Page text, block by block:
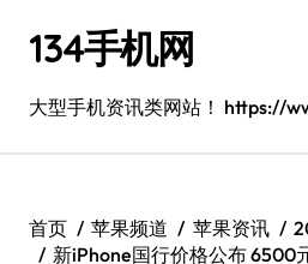
134手机网
大型手机资讯类网站！ https://
首页 苹果频道 苹果资讯
新iPhone国行价格公布 6500